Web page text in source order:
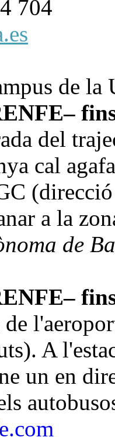
704
de
del
cal
a la
de
de
A
un en